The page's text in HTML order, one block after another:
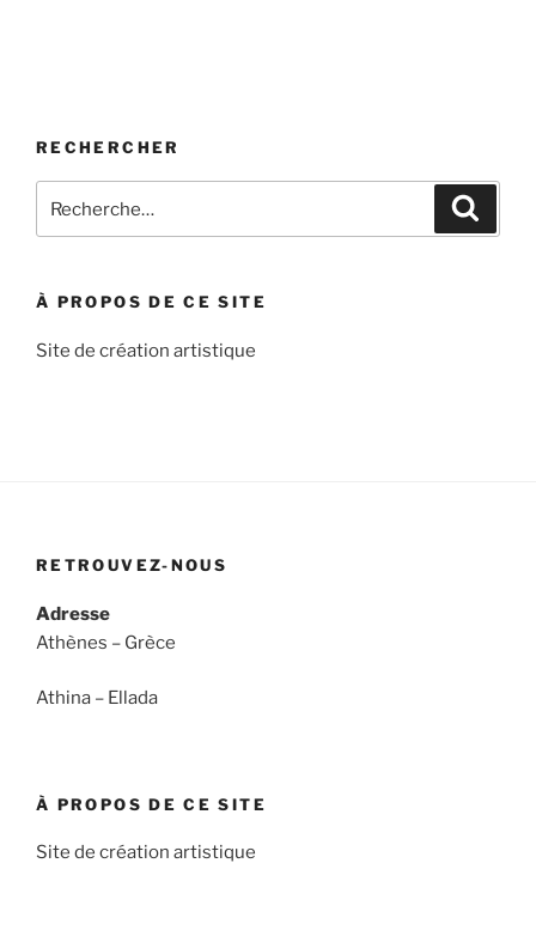
RECHERCHER
pour
À PROPOS DE CE SITE
Site de création artistique
RETROUVEZ-NOUS
Adresse
Athènes – Grèce
Athina – Ellada
À PROPOS DE CE SITE
Site de création artistique